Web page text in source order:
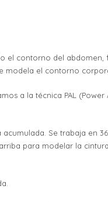
el contorno del
modela el contorno
a la técnica PAL
Se trabaja en
para modelar la